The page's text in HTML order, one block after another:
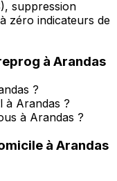
suppression
zéro indicateurs de
à Arandas
?
à Arandas ?
à Arandas ?
à Arandas